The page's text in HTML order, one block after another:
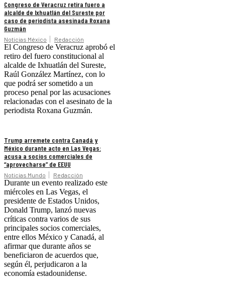
Congreso de Veracruz retira fuero a
alcalde de Ixhuatlán del Sureste por
caso de periodista asesinada Roxana
Guzmán
Noticias México Redacción
El Congreso de Veracruz aprobó el
retiro del fuero constitucional al
alcalde de Ixhuatlán del Sureste,
Raúl González Martínez, con lo
que podrá ser sometido a un
proceso penal por las acusaciones
relacionadas con el asesinato de la
periodista Roxana Guzmán.
Trump arremete contra Canadá y
México durante acto en Las Vegas:
acusa a socios comerciales de
“aprovecharse” de EEUU
Noticias Mundo Redacción
Durante un evento realizado este
miércoles en Las Vegas, el
presidente de Estados Unidos,
Donald Trump, lanzó nuevas
críticas contra varios de sus
principales socios comerciales,
entre ellos México y Canadá, al
afirmar que durante años se
beneficiaron de acuerdos que,
según él, perjudicaron a la
economía estadounidense.